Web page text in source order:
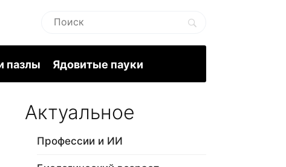
пазлы Ядовитые пауки
Актуальное
Профессии и ИИ